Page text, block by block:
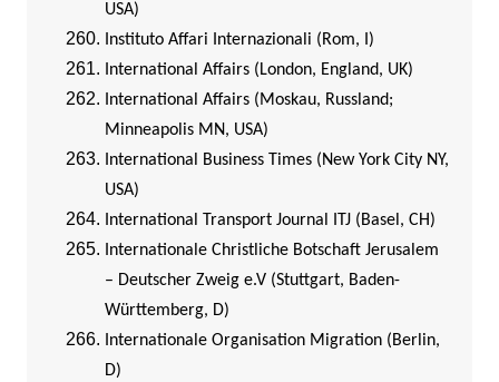
USA)
Instituto Affari Internazionali (Rom, I)
International Affairs (London, England, UK)
International Affairs (Moskau, Russland;
Minneapolis MN, USA)
International Business Times (New York City NY,
USA)
International Transport Journal ITJ (Basel, CH)
Internationale Christliche Botschaft Jerusalem
– Deutscher Zweig e.V (Stuttgart, Baden-
Württemberg, D)
Internationale Organisation Migration (Berlin,
D)